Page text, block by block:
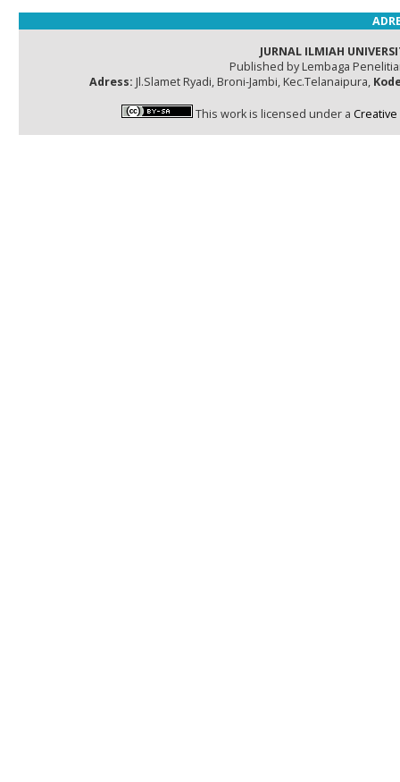
JURNAL ILMIAH
Published by Lembaga
Adress: Jl.Slamet Ryadi, Broni-Jambi, Kec.Telanaipura,
This work is licensed under a